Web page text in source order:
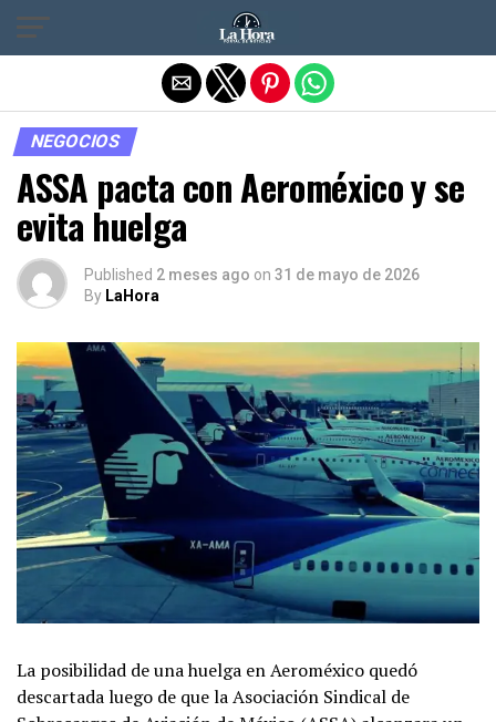
NEGOCIOS
ASSA pacta con Aeroméxico y se
evita huelga
Published 2 meses ago on 31 de mayo de 2026
By LaHora
La posibilidad de una huelga en Aeroméxico quedó
descartada luego de que la Asociación Sindical de
Salir de la versión móvil